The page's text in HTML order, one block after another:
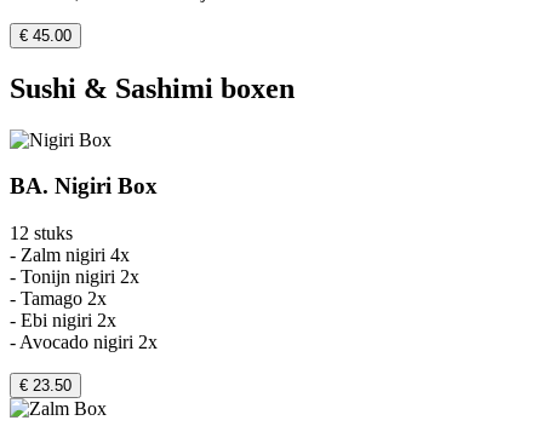
€ 45.00
Sushi & Sashimi boxen
BA. Nigiri Box
12 stuks
- Zalm nigiri 4x
- Tonijn nigiri 2x
- Tamago 2x
- Ebi nigiri 2x
- Avocado nigiri 2x
€ 23.50